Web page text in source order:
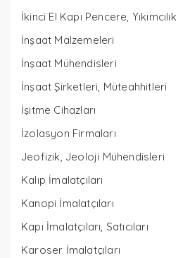
İkinci El Kapı Pencere, Yıkımcılık
İnşaat Malzemeleri
İnşaat Mühendisleri
İnşaat Şirketleri, Müteahhitleri
İşitme Cihazları
İzolasyon Firmaları
Jeofizik, Jeoloji Mühendisleri
Kalıp İmalatçıları
Kanopi İmalatçıları
Kapı İmalatçıları, Satıcıları
Karoser İmalatçıları